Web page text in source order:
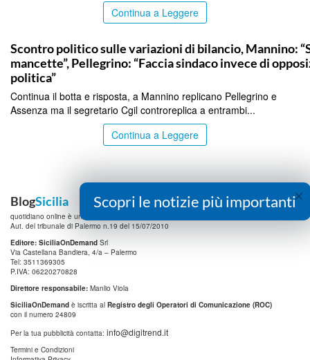
Continua a Leggere
Scontro politico sulle variazioni di bilancio, Mannino:
mancette”, Pellegrino: “Faccia sindaco invece di
politica”
Continua il botta e risposta, a Mannino replicano Pellegrino e
Assenza ma il segretario Cgil controreplica a entrambi...
Continua a Leggere
BlogSicilia
quotidiano online è una testata registrata.
Aut. del tribunale di Palermo n.19 del 15/07/2010
Editore: SiciliaOnDemand Srl
Via Castellana Bandiera, 4/a – Palermo
Tel: 3511369305
P.IVA: 06220270828
Direttore responsabile: Manlio Viola
SiciliaOnDemand è iscritta al Registro degli Operatori di Comunicazione (ROC)
con il numero 24809
Per la tua pubblicità contatta: info@digitrend.it
Termini e Condizioni
×
Scopri le notizie più importanti